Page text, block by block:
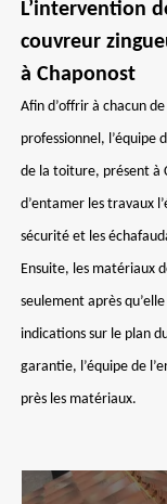
L’intervention
couvreur
à Chaponost
Afin d’offrir à chacun
professionnel, l’équipe
de la toiture, présent à
d’entamer les travaux
sécurité et les
Ensuite, les matériaux
seulement après
indications sur le plan
garantie, l’équipe de
près les matériaux.